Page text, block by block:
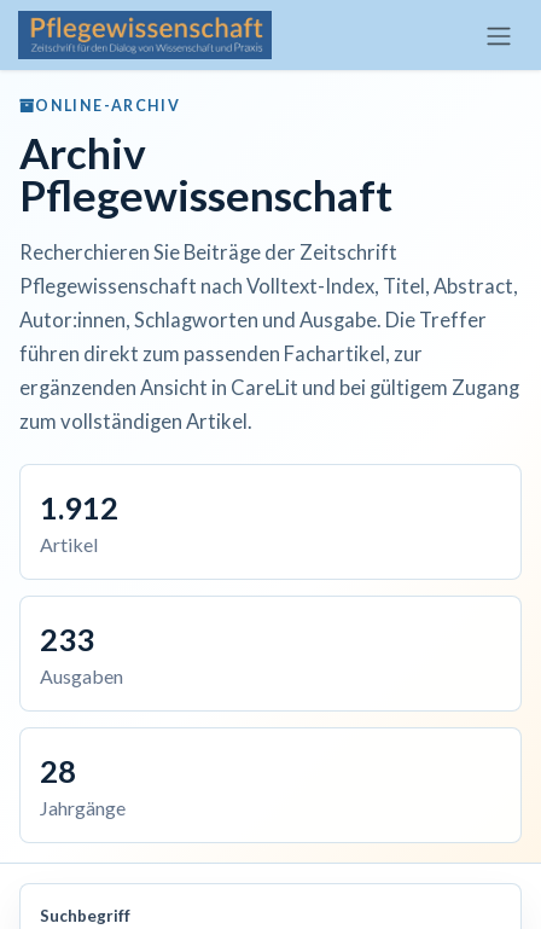
Zum Inhalt springen
ONLINE-ARCHIV
Archiv
Pflegewissenschaft
Recherchieren Sie Beiträge der Zeitschrift
Pflegewissenschaft nach Volltext-Index, Titel, Abstract,
Autor:innen, Schlagworten und Ausgabe. Die Treffer
führen direkt zum passenden Fachartikel, zur
ergänzenden Ansicht in CareLit und bei gültigem Zugang
zum vollständigen Artikel.
1.912
Artikel
233
Ausgaben
28
Jahrgänge
Suchbegriff